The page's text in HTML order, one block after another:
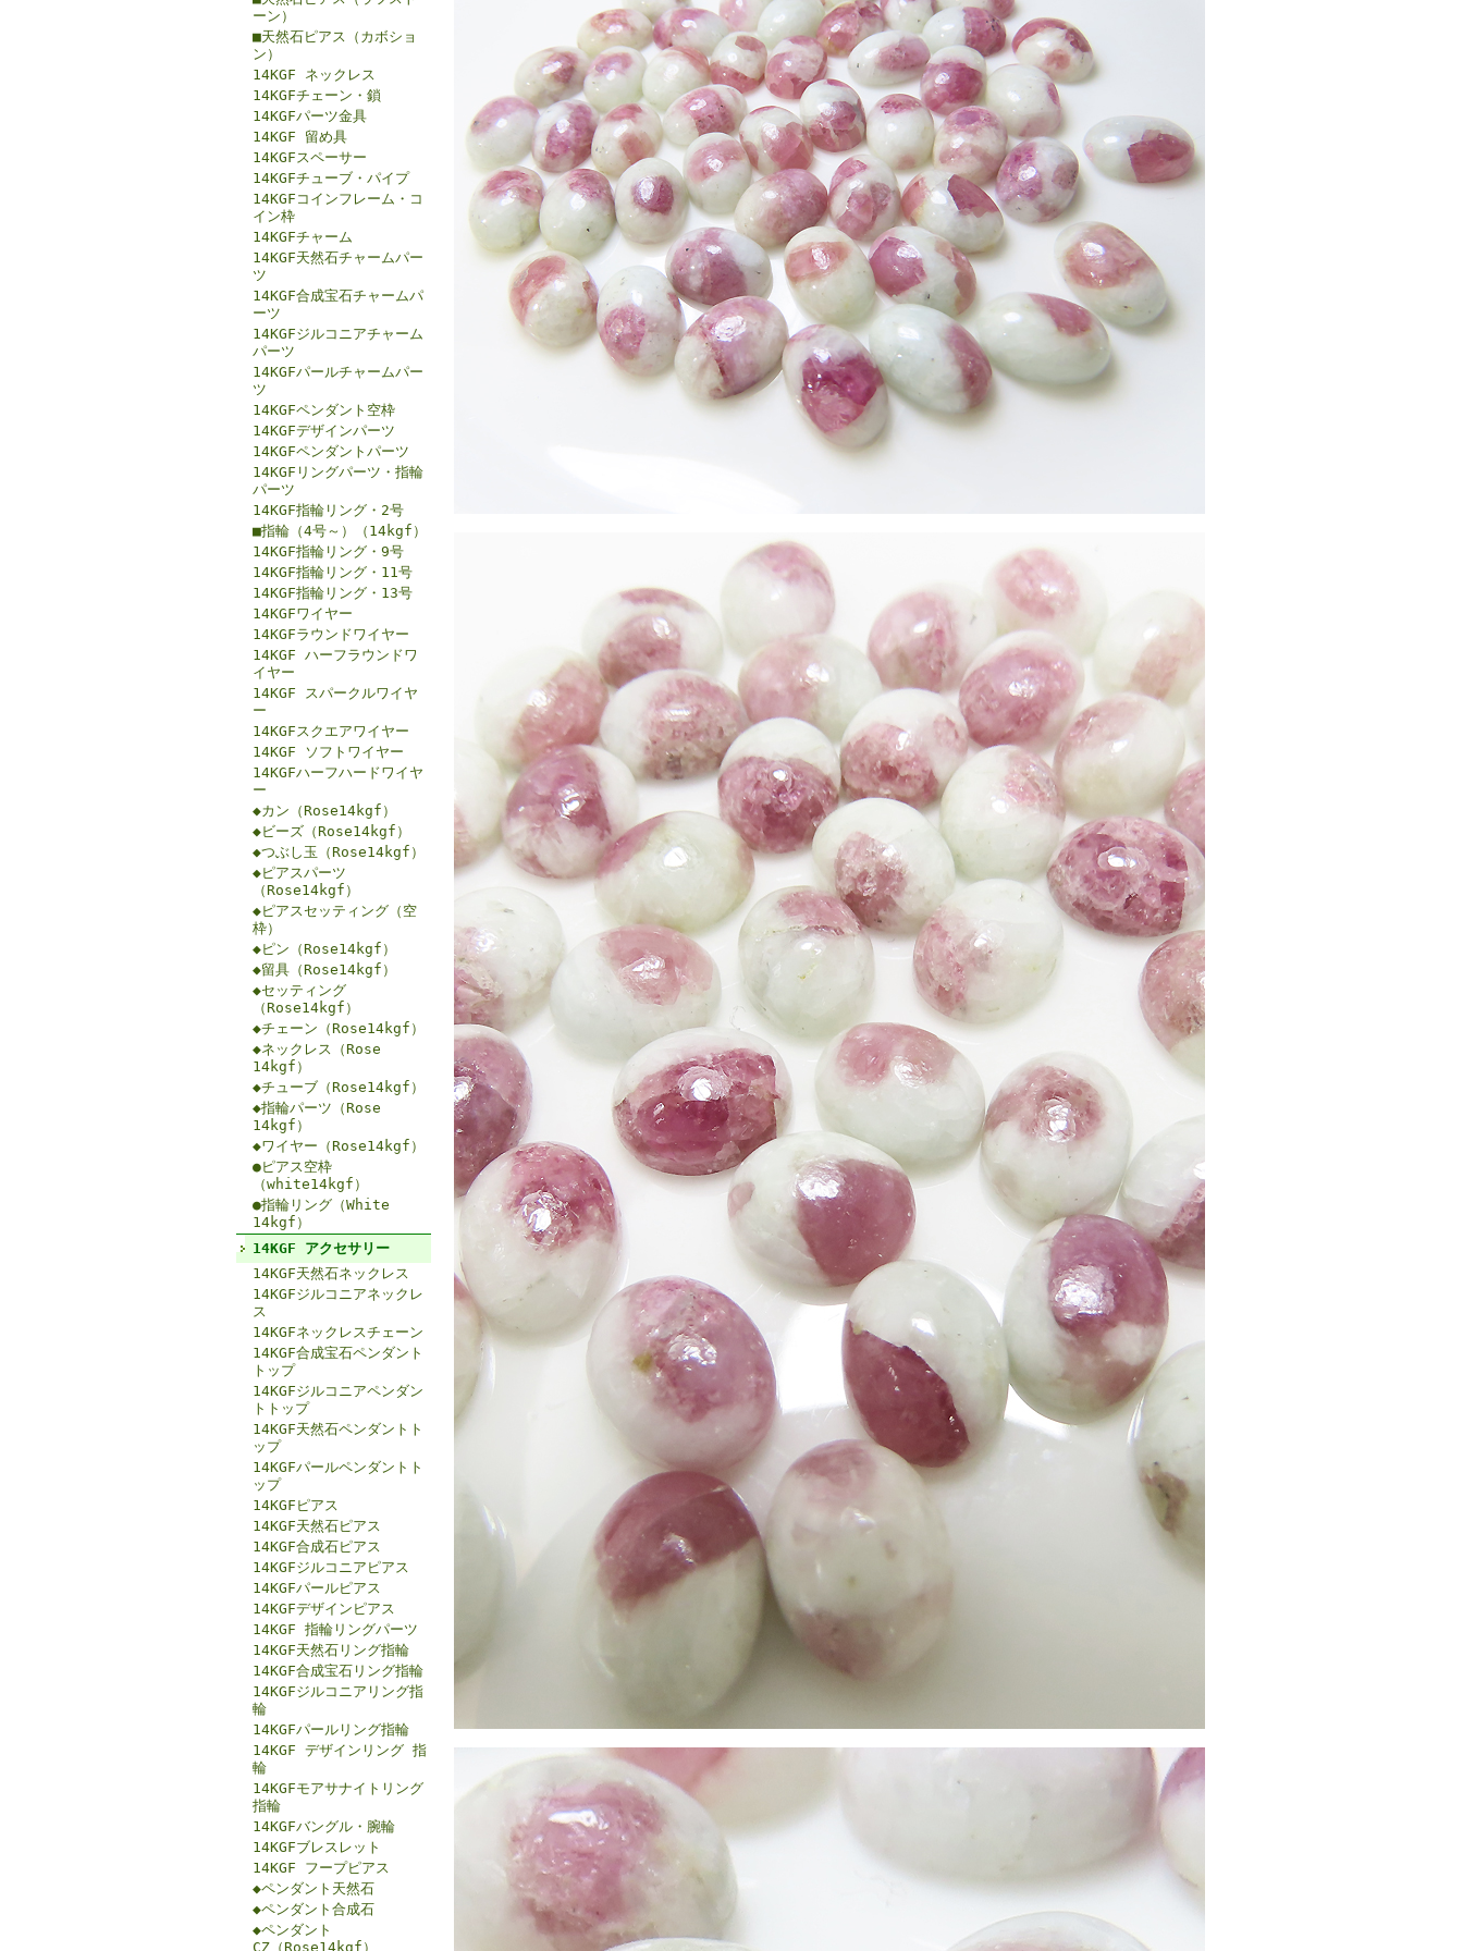
ーン）
■天然石ピアス（カボショ
ン）
14KGF ネックレス
14KGFチェーン・鎖
14KGFパーツ金具
14KGF 留め具
14KGFスペーサー
14KGFチューブ・パイプ
14KGFコインフレーム・コ
イン枠
14KGFチャーム
14KGF天然石チャームパー
ツ
14KGF合成宝石チャームパ
ーツ
14KGFジルコニアチャーム
パーツ
14KGFパールチャームパー
ツ
14KGFペンダント空枠
14KGFデザインパーツ
14KGFペンダントパーツ
14KGFリングパーツ・指輪
パーツ
14KGF指輪リング・2号
■指輪（4号～）（14kgf）
14KGF指輪リング・9号
14KGF指輪リング・11号
14KGF指輪リング・13号
14KGFワイヤー
14KGFラウンドワイヤー
14KGF ハーフラウンドワ
イヤー
14KGF スパークルワイヤ
ー
14KGFスクエアワイヤー
14KGF ソフトワイヤー
14KGFハーフハードワイヤ
ー
◆カン（Rose14kgf）
◆ビーズ（Rose14kgf）
◆つぶし玉（Rose14kgf）
◆ピアスパーツ
（Rose14kgf）
◆ピアスセッティング（空
枠）
◆ピン（Rose14kgf）
◆留具（Rose14kgf）
◆セッティング
（Rose14kgf）
◆チェーン（Rose14kgf）
◆ネックレス（Rose
14kgf）
◆チューブ（Rose14kgf）
◆指輪パーツ（Rose
14kgf）
◆ワイヤー（Rose14kgf）
●ピアス空枠
（white14kgf）
●指輪リング（White
14kgf）
14KGF アクセサリー
14KGF天然石ネックレス
14KGFジルコニアネックレ
ス
14KGFネックレスチェーン
14KGF合成宝石ペンダント
トップ
14KGFジルコニアペンダン
トトップ
14KGF天然石ペンダントト
ップ
14KGFパールペンダントト
ップ
14KGFピアス
14KGF天然石ピアス
14KGF合成石ピアス
14KGFジルコニアピアス
14KGFパールピアス
14KGFデザインピアス
14KGF 指輪リングパーツ
14KGF天然石リング指輪
14KGF合成宝石リング指輪
14KGFジルコニアリング指
輪
14KGFパールリング指輪
14KGF デザインリング 指
輪
14KGFモアサナイトリング
指輪
14KGFバングル・腕輪
14KGFブレスレット
14KGF フープピアス
◆ペンダント天然石
◆ペンダント合成石
◆ペンダント
CZ（Rose14kgf）